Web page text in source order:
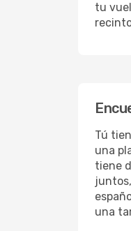
tu
Tú
una
tiene
una